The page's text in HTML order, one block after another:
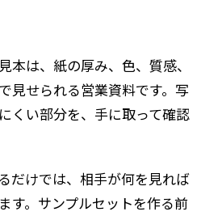
本は、紙の厚み、色、質感、
見せられる営業資料です。写
くい部分を、手に取って確認
だけでは、相手が何を見れば
す。サンプルセットを作る前